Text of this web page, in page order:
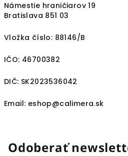
Námestie hraničiarov 19
Bratislava 851 03
Vložka číslo: 88146/B
IČO: 46700382
DIČ: SK2023536042
Email: eshop@calimera.sk
Odoberať